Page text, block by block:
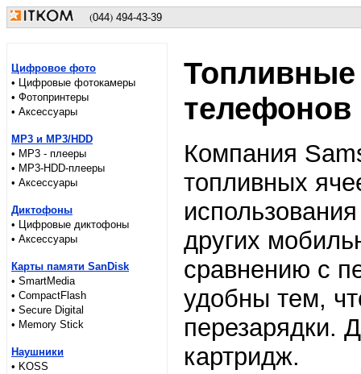
(044) 494-43-39
Цифровое фото
• Цифровые фотокамеры
• Фотопринтеры
• Аксессуары
MP3 и MP3/HDD
• MP3 - плееры
• MP3-HDD-плееры
• Аксессуары
Диктофоны
• Цифровые диктофоны
• Аксессуары
Карты памяти SanDisk
• SmartMedia
• CompactFlash
• Secure Digital
• Memory Stick
Наушники
• KOSS
телефонов
Компания
топливных
других
сравнению с
удобны тем,
перезарядки.
картридж.